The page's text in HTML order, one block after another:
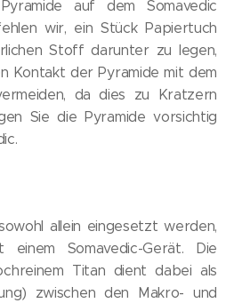
auf dem Somavedic
wir, ein Stück Papiertuch
Stoff darunter zu legen,
Kontakt der Pyramide mit dem
da dies zu Kratzern
Sie die Pyramide vorsichtig
allein eingesetzt werden,
Somavedic-Gerät. Die
Titan dient dabei als
zwischen den Makro- und